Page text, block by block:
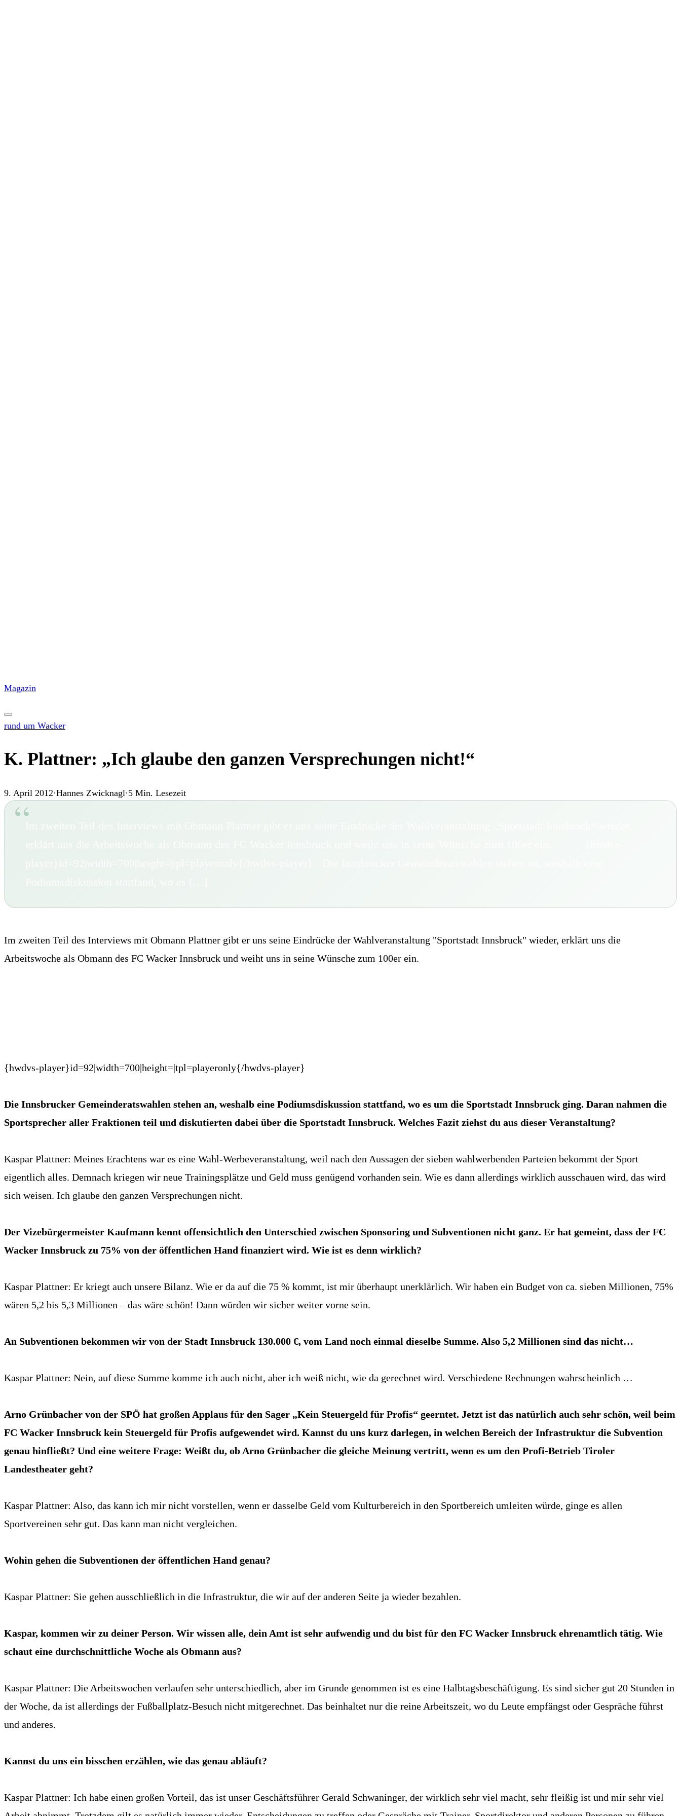
Magazin
rund um Wacker
K. Plattner: „Ich glaube den ganzen Versprechungen nicht!“
9. April 2012·Hannes Zwicknagl·5 Min. Lesezeit
Im zweiten Teil des Interviews mit Obmann Plattner gibt er uns seine Eindrücke der Wahlveranstaltung "Sportstadt Innsbruck" wieder, erklärt uns die
Arbeitswoche als Obmann des FC Wacker Innsbruck und weiht uns in seine Wünsche zum 100er ein.
{hwdvs-player}id=92|width=700|height=|tpl=playeronly{/hwdvs-player}
Die Innsbrucker Gemeinderatswahlen stehen an, weshalb eine Podiumsdiskussion stattfand, wo es um die Sportstadt Innsbruck ging. Daran nahmen die
Sportsprecher aller Fraktionen teil und diskutierten dabei über die Sportstadt Innsbruck. Welches Fazit ziehst du aus dieser Veranstaltung?
Kaspar Plattner: Meines Erachtens war es eine Wahl-Werbeveranstaltung, weil nach den Aussagen der sieben wahlwerbenden Parteien bekommt der Sport
eigentlich alles. Demnach kriegen wir neue Trainingsplätze und Geld muss genügend vorhanden sein. Wie es dann allerdings wirklich ausschauen wird, das wird
sich weisen. Ich glaube den ganzen Versprechungen nicht.
Der Vizebürgermeister Kaufmann kennt offensichtlich den Unterschied zwischen Sponsoring und Subventionen nicht ganz. Er hat gemeint, dass der FC
Wacker Innsbruck zu 75% von der öffentlichen Hand finanziert wird. Wie ist es denn wirklich?
Kaspar Plattner: Er kriegt auch unsere Bilanz. Wie er da auf die 75 % kommt, ist mir überhaupt unerklärlich. Wir haben ein Budget von ca. sieben Millionen, 75%
wären 5,2 bis 5,3 Millionen – das wäre schön! Dann würden wir sicher weiter vorne sein.
An Subventionen bekommen wir von der Stadt Innsbruck 130.000 €, vom Land noch einmal dieselbe Summe. Also 5,2 Millionen sind das nicht…
Kaspar Plattner: Nein, auf diese Summe komme ich auch nicht, aber ich weiß nicht, wie da gerechnet wird. Verschiedene Rechnungen wahrscheinlich …
Arno Grünbacher von der SPÖ hat großen Applaus für den Sager „Kein Steuergeld für Profis“ geerntet. Jetzt ist das natürlich auch sehr schön, weil beim
FC Wacker Innsbruck kein Steuergeld für Profis aufgewendet wird. Kannst du uns kurz darlegen, in welchen Bereich der Infrastruktur die Subvention
genau hinfließt? Und eine weitere Frage: Weißt du, ob Arno Grünbacher die gleiche Meinung vertritt, wenn es um den Profi-Betrieb Tiroler
Landestheater geht?
Kaspar Plattner: Also, das kann ich mir nicht vorstellen, wenn er dasselbe Geld vom Kulturbereich in den Sportbereich umleiten würde, ginge es allen
Sportvereinen sehr gut. Das kann man nicht vergleichen.
Wohin gehen die Subventionen der öffentlichen Hand genau?
Kaspar Plattner: Sie gehen ausschließlich in die Infrastruktur, die wir auf der anderen Seite ja wieder bezahlen.
Kaspar, kommen wir zu deiner Person. Wir wissen alle, dein Amt ist sehr aufwendig und du bist für den FC Wacker Innsbruck ehrenamtlich tätig. Wie
schaut eine durchschnittliche Woche als Obmann aus?
Kaspar Plattner: Die Arbeitswochen verlaufen sehr unterschiedlich, aber im Grunde genommen ist es eine Halbtagsbeschäftigung. Es sind sicher gut 20 Stunden in
der Woche, da ist allerdings der Fußballplatz-Besuch nicht mitgerechnet. Das beinhaltet nur die reine Arbeitszeit, wo du Leute empfängst oder Gespräche führst
und anderes.
Kannst du uns ein bisschen erzählen, wie das genau abläuft?
Kaspar Plattner: Ich habe einen großen Vorteil, das ist unser Geschäftsführer Gerald Schwaninger, der wirklich sehr viel macht, sehr fleißig ist und mir sehr viel